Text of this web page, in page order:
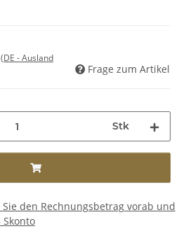
(DE - Ausland
Frage zum Artikel
Stk
den Rechnungsbetrag vorab und